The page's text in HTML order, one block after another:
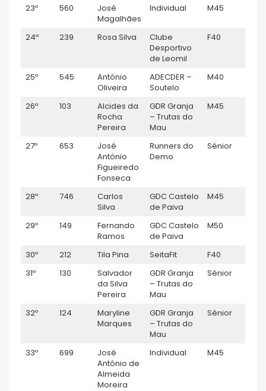
23º 560
José
Magalhães
Individual M45
24º 239 Rosa Silva
Clube
Desportivo
de Leomil
F40
25º 545
António
Oliveira
ADECDER –
Soutelo
M40
26º 103
Alcides da
Rocha
Pereira
GDR Granja
– Trutas do
Mau
M45
27º 653
José
António
Figueiredo
Fonseca
Runners do
Demo
Sénior
28º 746
Carlos
Silva
GDC Castelo
de Paiva
M45
29º 149
Fernando
Ramos
GDC Castelo
de Paiva
M50
30º 212 Tila Pina SeitaFit F40
31º
130
Salvador
da Silva
Pereira
GDR Granja
– Trutas do
Mau
Sénior
32º 124
Maryline
Marques
GDR Granja
– Trutas do
Mau
Sénior
33º 699
José
António de
Almeida
Moreira
Individual M45